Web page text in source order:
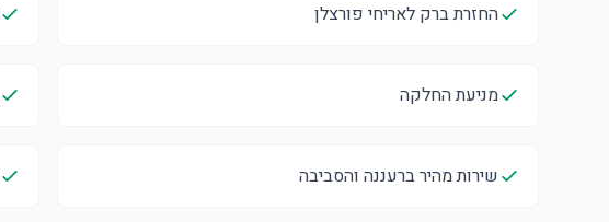
החזרת ברק לאריחי פורצלן
מניעת החלקה
שירות מהיר ברעננה והסביבה